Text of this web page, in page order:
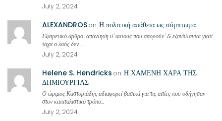
July 2, 2024
ALEXANDROSon:Η πολιτική απάθεια ως σύμπτωμα
Εξαιρετικό άρθρο-απάντηση σ' αυτούς που απορούν' & εξανίστανται γιατί
τάχα ο λαός δεν ...
July 2, 2024
Helene S. Hendricks on:Η ΧΑΜΕΝΗ ΧΑΡΑ ΤΗΣ
ΔΗΜΙΟΥΡΓΙΑΣ
Ο ώριμος Καστοριάδης αδιαφορεί βασικά για τις αιτίες που οδήγησαν
στον καπιταλιστικό τρόπο...
July 2, 2024